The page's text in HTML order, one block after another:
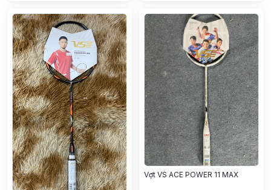
Vợt VS ACE POWER 11 MAX